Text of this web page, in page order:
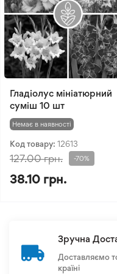
Гладіолус мініатюрний
суміш 10 шт
Немає в наявності
Код товару: 12613
127.00 грн. -70%
38.10 грн.
Зручна
Доставляємо
країні